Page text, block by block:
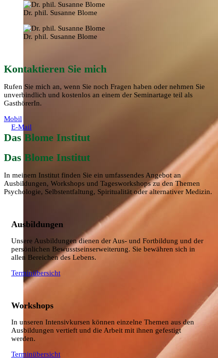
Dr. phil. Susanne Blome
Dr. phil. Susanne Blome
Kontaktieren Sie mich
Rufen Sie mich an, wenn Sie noch Fragen haben oder nehmen Sie
unverbindlich und kostenlos an einem der Seminartage teil als
GasthörerIn.
Mobil
E-Mail
Das Blome Institut
Das Blome Institut
In meinem Institut finden Sie ein umfassendes Angebot an
Ausbildungen, Workshops und Tagesworkshops zu den Themen
Psychologie, Selbstentfaltung, Spiritualität oder alternativer Medizin.
Ausbildungen
Unsere Ausbildungen dienen der Aus- und Fortbildung und der
persönlichen Bewusstseinserweiterung. Sie bewähren sich in
allen Bereichen des Lebens.
Terminübersicht
Workshops
In unseren Intensivkursen können einzelne Themen aus den
Ausbildungen vertieft und die Arbeit mit ihnen gefestigt
werden.
Terminübersicht